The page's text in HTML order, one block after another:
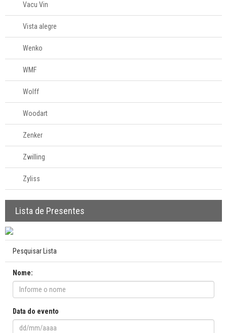
Vacu Vin
Vista alegre
Wenko
WMF
Wolff
Woodart
Zenker
Zwilling
Zyliss
Lista de Presentes
Pesquisar Lista
Nome:
Data do evento